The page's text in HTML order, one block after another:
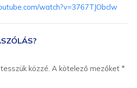
watch?v=3767TJObclw
közzé. A kötelező mezőket *